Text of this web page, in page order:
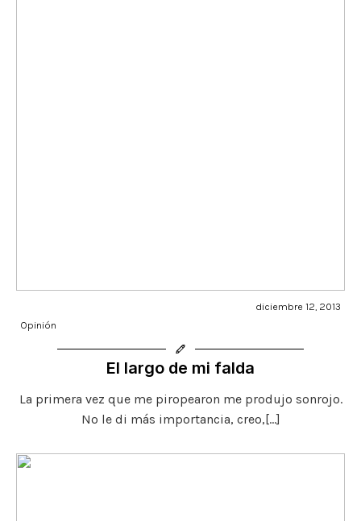
diciembre 12, 2013
Opinión
El largo de mi falda
La primera vez que me piropearon me produjo sonrojo.
No le di más importancia, creo,[…]